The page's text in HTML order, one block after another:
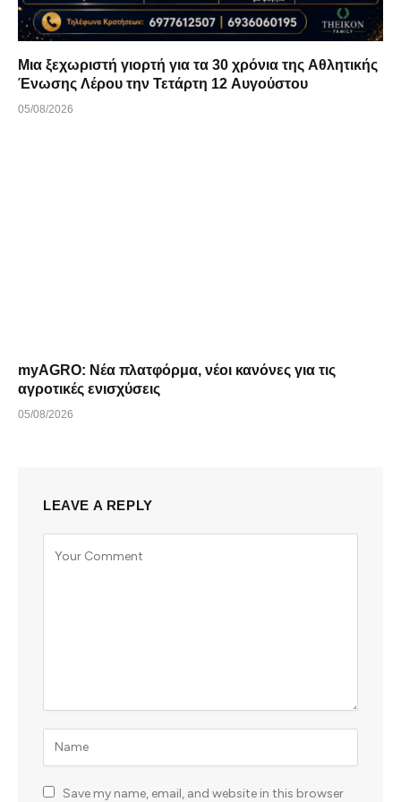
Μια ξεχωριστή γιορτή για τα 30 χρόνια της Αθλητικής
Ένωσης Λέρου την Τετάρτη 12 Αυγούστου
05/08/2026
myAGRO: Νέα πλατφόρμα, νέοι κανόνες για τις
αγροτικές ενισχύσεις
05/08/2026
LEAVE A REPLY
Save my name, email, and website in this browser